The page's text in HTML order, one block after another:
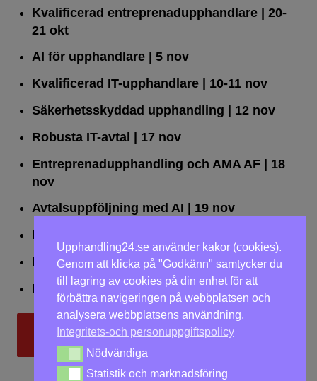
Kvalificerad entreprenad­upphandlare | 20-
21 okt
AI för upphandlare| 5 nov
Kvalificerad IT-upphandlare| 10-11 nov
Säkerhetsskyddad upphandling | 12 nov
Robusta IT-avtal | 17 nov
Entreprenadupphandling och AMA AF| 18
nov
Avtalsuppföljning med AI | 19 nov
Leda upphandlingar effektivt
Dialogförfaranden | 26 nov
LOU på två dagar| 2-3 dec
Till utbildningar
Upphandling24.se använder kakor (cookies).
Genom att klicka på "Godkänn" samtycker du
till lagring av cookies på din enhet för att
förbättra navigeringen på webbplatsen och
analysera webbplatsens användning.
Integritets-och personuppgiftspolicy
Nödvändiga
Nödvändiga
Statistik och marknadsföring
Statistik och marknadsföring